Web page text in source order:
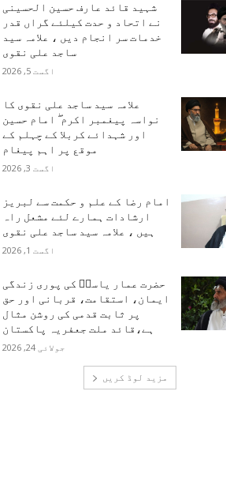
شہید قائد عارف حسین الحسینی
نے اتحاد و حدت کیلئے گراں قدر
خدمات سر انجام دیں ، علامہ سید
ساجد علی نقوی
اگست 5, 2026
علامہ سید ساجد علی نقوی کا
نواسہ پیغمبر اکرم ۖ امام حسین
اور شہدائے کربلا کے چہلم کے
موقع پر اہم پیغام
اگست 3, 2026
امام رضا کے علم و حکمت سے لبریز
ارشادات ہمارے لئے مشعل راہ
ہیں ، علامہ سید ساجد علی نقوی
اگست 1, 2026
حضرت عمار یاسرؑ کی پوری زندگی
ایمان، استقامت، قربانی اور حق
پر ثابت قدمی کی روشن مثال
ہے،قائد ملت جعفریہ پاکستان
جولائی 24, 2026
مزید لوڈ کریں